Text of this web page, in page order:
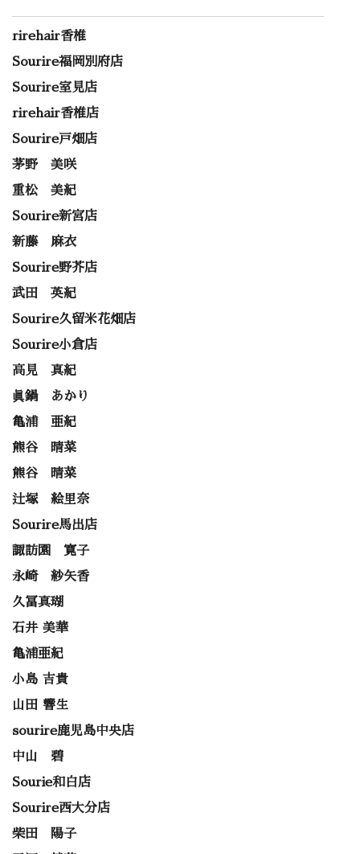
rirehair香椎
Sourire福岡別府店
Sourire室見店
rirehair香椎店
Sourire戸畑店
茅野 美咲
重松 美紀
Sourire新宮店
新藤 麻衣
Sourire野芥店
武田 英紀
Sourire久留米花畑店
Sourire小倉店
高見 真紀
眞鍋 あかり
亀浦 亜紀
熊谷 晴菜
熊谷 晴菜
辻塚 絵里奈
Sourire馬出店
諏訪園 寛子
永崎 紗矢香
久冨真瑚
石井 美華
亀浦亜紀
小島 吉貴
山田 響生
sourire鹿児島中央店
中山 碧
Sourie和白店
Sourire西大分店
柴田 陽子